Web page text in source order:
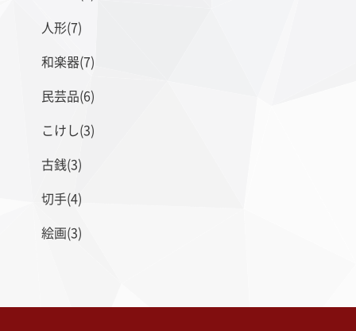
人形(7)
和楽器(7)
民芸品(6)
こけし(3)
古銭(3)
切手(4)
絵画(3)